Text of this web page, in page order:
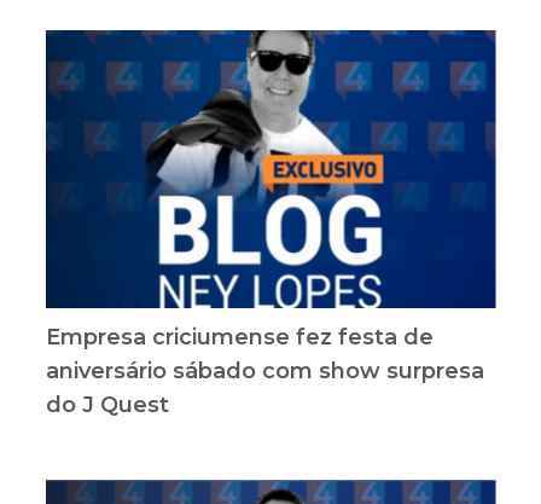
Empresa criciumense fez festa de
aniversário sábado com show surpresa
do J Quest